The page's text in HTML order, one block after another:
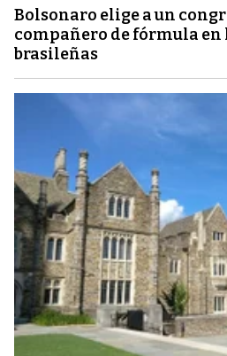
Bolsonaro elige a un
compañero de fórmula en
brasileñas